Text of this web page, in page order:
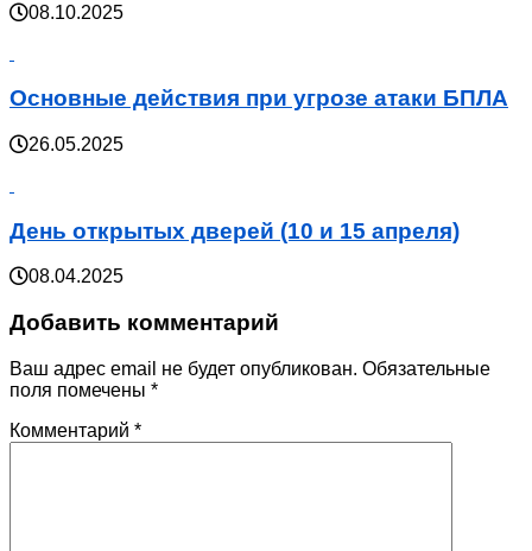
08.10.2025
Основные действия при угрозе атаки БПЛА
26.05.2025
День открытых дверей (10 и 15 апреля)
08.04.2025
Добавить комментарий
Ваш адрес email не будет опубликован. Обязательные
поля помечены *
Комментарий *